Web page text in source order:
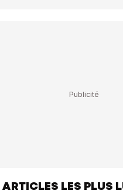
ARTICLES LES PLUS